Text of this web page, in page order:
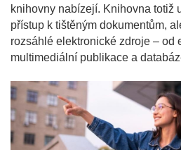
knihovny nabízejí. Knihovna totiž
přístup k tištěným dokumentům,
rozsáhlé elektronické zdroje – od
multimediální publikace a